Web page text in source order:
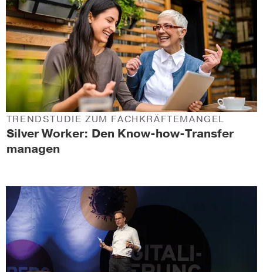
Silver Worker: Den Know-how-Transfer
managen
TRENDSTUDIE ZUM FACHKRÄFTEMANGEL